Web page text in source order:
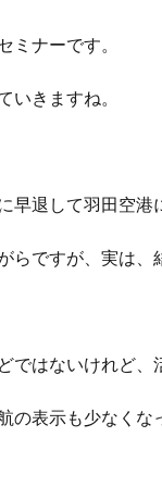
ミナーです。
いきますね。
早退して羽田空港
らですが、実は、
ではないけれど、
の表示も少なくな